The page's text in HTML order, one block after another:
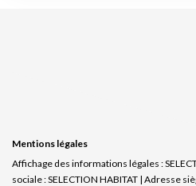
Mentions légales
Affichage des informations légales :
sociale : SELECTION HABITAT | Adresse